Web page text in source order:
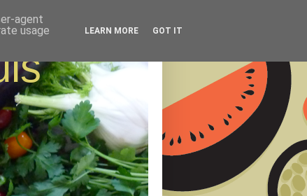
agent
usage
LEARN MORE GOT IT